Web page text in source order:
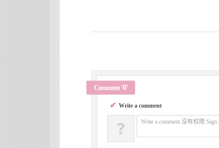
✔ Write a comment
? Write a comment 没有权限 Sign
Comment '0'